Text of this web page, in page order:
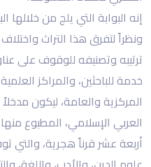
إنه البوابة التي يلج من خلالها
ونظراً لتفرق هذا التراث
ترتيبه وتصنيفه للوقوف على
خدمة للباحثين، والمراكز
المركزية والعامة، ليكون
العربي الإسلامي، المطبوع
أربعة عشر قرناً هجرية، والتي